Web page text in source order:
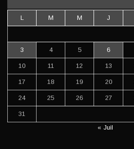
L M M J
3 4 5 6
10 11 12 13
17 18 19 20
24 25 26 27
31
« Juil